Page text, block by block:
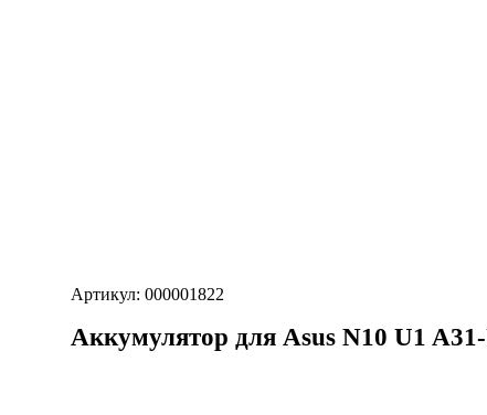
Артикул: 000001822
Аккумулятор для Asus N10 U1